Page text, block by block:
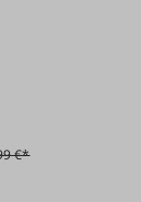
€*